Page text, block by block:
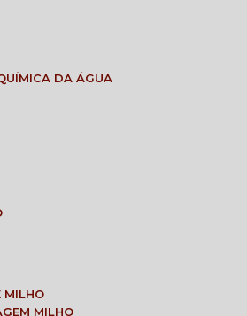
QUÍMICA DA ÁGUA
MILHO
MILHO